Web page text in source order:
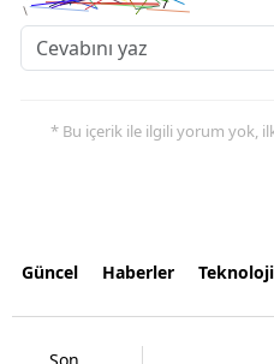
* Bu içerik ile ilgili yorum yok,
Güncel Haberler Teknoloji
Son